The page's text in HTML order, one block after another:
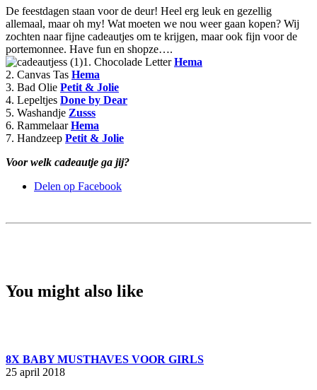
De feestdagen staan voor de deur! Heel erg leuk en gezellig
allemaal, maar oh my! Wat moeten we nou weer gaan kopen? Wij
zochten naar fijne cadeautjes om te krijgen, maar ook fijn voor de
portemonnee. Have fun en shopze….
1. Chocolade LetterHema
2. Canvas Tas Hema
3. Bad Olie Petit & Jolie
4. Lepeltjes Done by Dear
5. Washandje Zusss
6. RammelaarHema
7. Handzeep Petit & Jolie
Voor welk cadeautje ga jij?
Delen op Facebook
You might also like
8X BABY MUSTHAVES VOOR GIRLS
25 april 2018